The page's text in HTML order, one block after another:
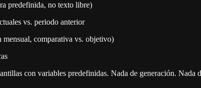
predefinida, no texto libre)
vs. periodo anterior
comparativa vs. objetivo)
con variables predefinidas. Nada de generación.